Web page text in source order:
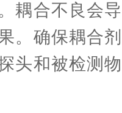
耦合不良会
。确保耦合
头和被检测